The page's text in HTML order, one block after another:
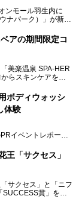
ンモール羽生内に
ナパーク）」が新規
となった「湯舞音
PARK」を立
満点の"銭湯×屋外サ
着やサウナ着で楽
早速どこより詳しく
アの期間限定コ
美楽温泉 SPA-HER
らスキンケアを考
躍している、美容＆
した。
イベントレポート
ボディウォッシ
体験
イベントレポート
４ＭＥＮ 薬用ボデ
施設「竜泉寺の湯 草
で開催中ということ
王「サクセス」
サクセス」と「ニフ
賞」を獲